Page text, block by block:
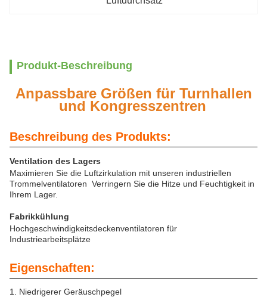
Produkt-Beschreibung
Anpassbare Größen für Turnhallen
und Kongresszentren
Beschreibung des Produkts:
Ventilation des Lagers
Maximieren Sie die Luftzirkulation mit unseren industriellen
Trommelventilatoren ️ Verringern Sie die Hitze und Feuchtigkeit in
Ihrem Lager.
Fabrikkühlung
Hochgeschwindigkeitsdeckenventilatoren für
Industriearbeitsplätze
Eigenschaften:
1. Niedrigerer Geräuschpegel